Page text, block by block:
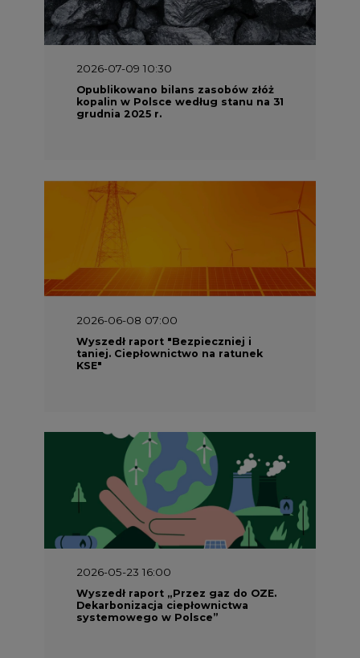
2026-07-09 10:30
Opublikowano bilans zasobów złóż
kopalin w Polsce według stanu na 31
grudnia 2025 r.
2026-06-08 07:00
Wyszedł raport "Bezpieczniej i
taniej. Ciepłownictwo na ratunek
KSE"
2026-05-23 16:00
Wyszedł raport „Przez gaz do OZE.
Dekarbonizacja ciepłownictwa
systemowego w Polsce”